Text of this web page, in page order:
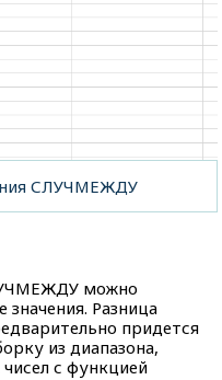
СЛУЧМЕЖДУ
можно
Разница
придется
из диапазона,
с функцией